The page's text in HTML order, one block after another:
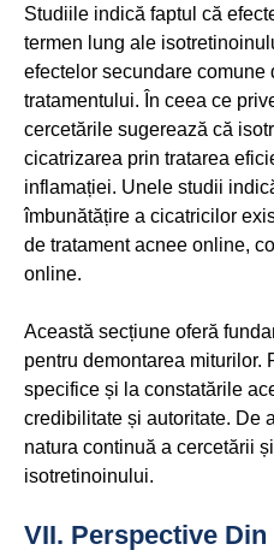
Studiile indică faptul că
termen lung ale
efectelor secundare comune
tratamentului. În ceea ce
cercetările sugerează că
cicatrizarea prin tratarea
inflamației. Unele studii
îmbunătățire a cicatricilor
de tratament acnee online,
online.
Această secțiune oferă
pentru demontarea miturilor.
specifice și la constatările
credibilitate și autoritate. De
natura continuă a cercetării
isotretinoinului.
VII. Perspective